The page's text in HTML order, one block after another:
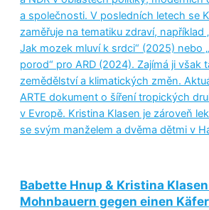
a společnosti. V posledních letech se
zaměřuje na tematiku zdraví, například
Jak mozek mluví k srdci“ (2025) nebo
porod“ pro ARD (2024). Zajímá ji však
zemědělství a klimatických změn.
ARTE dokument o šíření tropických
v Evropě. Kristina Klasen je zároveň
se svým manželem a dvěma dětmi v
Babette Hnup & Kristina
Mohnbauern gegen einen Käfer